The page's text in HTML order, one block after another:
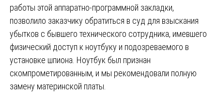
работы этой аппаратно-программной закладки,
позволило заказчику обратиться в суд для взыскания
убытков с бывшего технического сотрудника, имевшего
физический доступ к ноутбуку и подозреваемого в
установке шпиона. Ноутбук был признан
скомпрометированным, и мы рекомендовали полную
замену материнской платы.